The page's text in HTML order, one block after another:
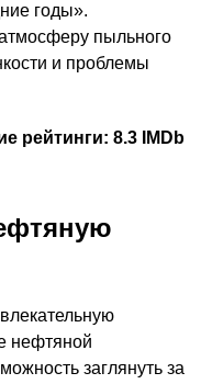
годы».
пыльного
и проблемы
рейтинги: 8.3 IMDb
нефтяной
заглянуть за